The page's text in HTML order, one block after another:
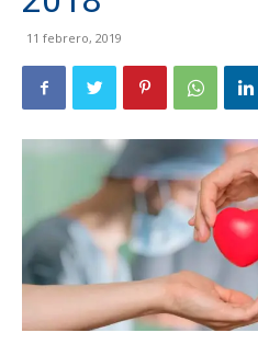
11 febrero, 2019